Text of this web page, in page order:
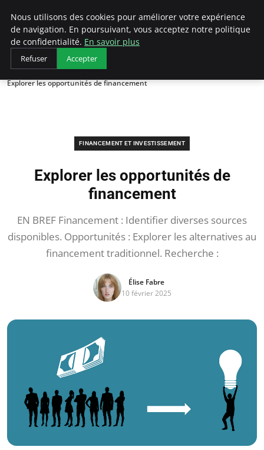
LECFCM
Accueil
Financement et investissement
Explorer les opportunités de financement
FINANCEMENT ET INVESTISSEMENT
Explorer les opportunités de
financement
EN BREF Financement : Identifier diverses sources
disponibles. Opportunités : Explorer les alternatives au
financement traditionnel. Recherche :
Élise Fabre
10 février 2025
Nous utilisons des cookies pour améliorer votre expérience
de navigation. En poursuivant, vous acceptez notre politique
de confidentialité. En savoir plus
Refuser Accepter